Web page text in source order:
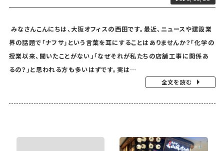
みなさんこんにちは、大阪オフィスの西田です。最近、ニュースや建設業
界の話題で「ナフサ」という言葉を耳にすることはありませんか？「化学の
授業以来、聞いたことがない」「なぜそれが私たちの店舗工事に関係あ
るの？」と思われる方も多いはずです。実は…
全文を読む